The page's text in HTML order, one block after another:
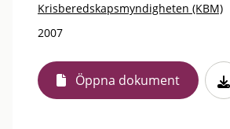
Krisberedskapsmyndigheten (KBM)
2007
Öppna dokument